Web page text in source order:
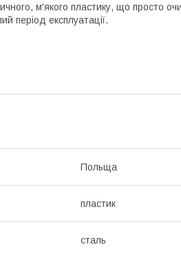
м'якого пластику, що просто
період експлуатації.
Польща
пластик
сталь